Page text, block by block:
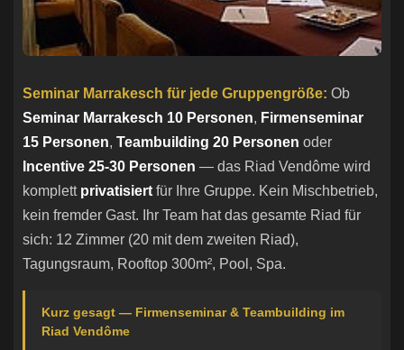
Seminar Marrakesch für jede Gruppengröße: Ob
Seminar Marrakesch 10 Personen, Firmenseminar
15 Personen, Teambuilding 20 Personen oder
Incentive 25-30 Personen — das Riad Vendôme wird
komplett privatisiert für Ihre Gruppe. Kein Mischbetrieb,
kein fremder Gast. Ihr Team hat das gesamte Riad für
sich: 12 Zimmer (20 mit dem zweiten Riad),
Tagungsraum, Rooftop 300m², Pool, Spa.
Kurz gesagt — Firmenseminar & Teambuilding im
Riad Vendôme